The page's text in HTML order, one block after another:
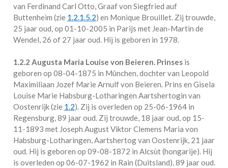
van Ferdinand Carl Otto, Graaf von Siegfried auf
Buttenheim (zie 1.2.1.5.2) en Monique Brouillet. Zij trouwde,
25 jaar oud, op 01-10-2005 in Parijs met Jean-Martin de
Wendel, 26 of 27 jaar oud. Hij is geboren in 1978.
1.2.2 Augusta Maria Louise von Beieren. Prinsesis
geboren op 08-04-1875 in Mûnchen, dochter van Leopold
Maximiliaan Jozef Marie Arnulf von Beieren. Prins en Gisela
Louise Marie Habsburg-Lotharingen Aartshertogin van
Oostenrijk (zie 1.2). Zij is overleden op 25-06-1964 in
Regensburg, 89 jaar oud. Zij trouwde, 18 jaar oud, op 15-
11-1893 met Joseph August Viktor Clemens Maria von
Habsburg-Lotharingen, Aartshertog van Oostenrijk, 21 jaar
oud. Hij is geboren op 09-08-1872 in Alcsùt (hongarije). Hij
is overleden op 06-07-1962 in Rain (Duitsland), 89 jaar oud.